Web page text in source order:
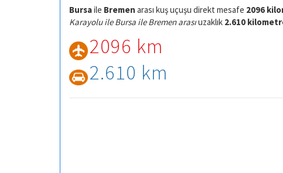
Bursaile Bremen arası kuş uçuşu direkt mesafe 2096
Karayolu ile Bursa ile Bremen arasıuzaklık 2.610
2096 km
2.610 km